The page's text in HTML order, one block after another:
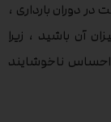
دوران بارداری ،
آن باشید ، زیرا
احساس ناخوشایند